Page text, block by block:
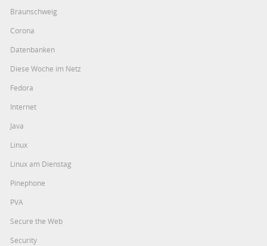
Braunschweig
Corona
Datenbanken
Diese Woche im Netz
Fedora
Internet
Java
Linux
Linux am Dienstag
Pinephone
PVA
Secure the Web
Security